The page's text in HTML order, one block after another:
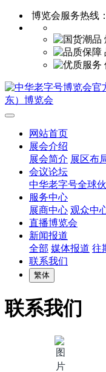
博览会服务热线：
网站首页
展会介绍
展会简介 展区布
会议论坛
中华老字号全球
服务中心
展商中心 观众中
直播博览会
新闻报道
全部 媒体报道 往
联系我们
繁体
联系我们